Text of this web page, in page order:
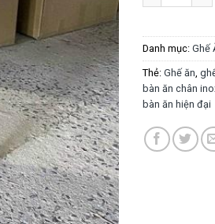
Danh mục: Ghế
Thẻ: Ghế ăn
bàn ăn chân
bàn ăn hiện đại